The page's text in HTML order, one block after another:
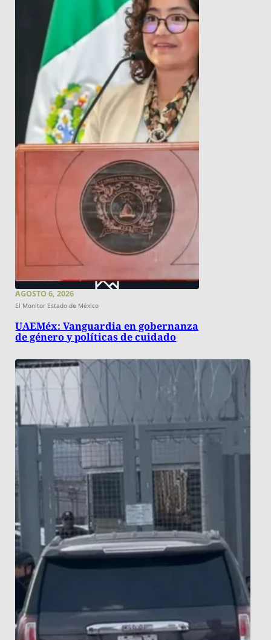
AGOSTO 6, 2026
El Monitor Estado de México
UAEMéx: Vanguardia en gobernanza
de género y políticas de cuidado